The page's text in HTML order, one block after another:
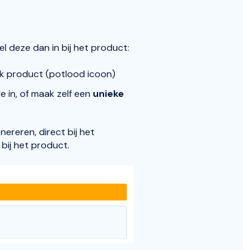
deze dan in bij het product:
product (potlood icoon)
in, of maak zelf een unieke
direct bij het
bij het product.